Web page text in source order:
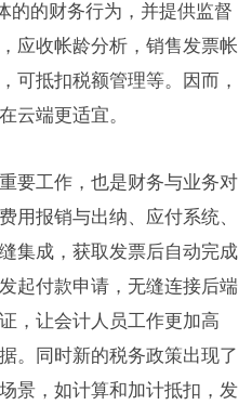
的的财务行为，并提供监督
应收帐龄分析，销售发票帐
可抵扣税额管理等。因而，
云端更适宜。
要工作，也是财务与业务对
用报销与出纳、应付系统、
集成，获取发票后自动完成
起付款申请，无缝连接后端
，让会计人员工作更加高
。同时新的税务政策出现了
景，如计算和加计抵扣，发